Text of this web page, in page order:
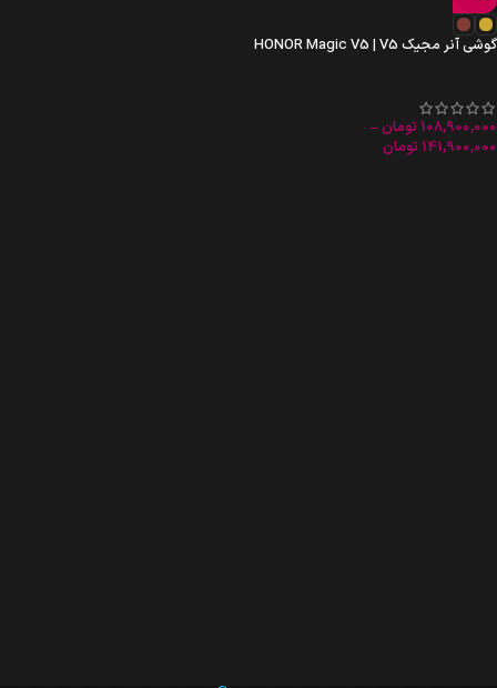
گوشی آنر مجیک HONOR Magic V5 | V5
108,900,000 تومان–
141,900,000 تومان